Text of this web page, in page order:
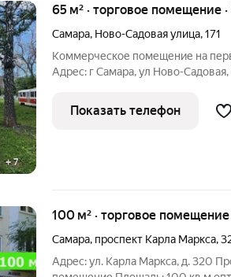
+7
65 м² · торговое помещение
Самара, Ново-Садовая улица,171
Коммерческое помещение на
Адрес: г Самара, ул Ново-Садовая,
первой линии одной из ключевых
обладает высокой
Показать телефон
100 м² · торговое помещение
Самара, проспект Карла Маркса,
Адрес: ул. Карла Маркса, д. 320 Просторное и современное